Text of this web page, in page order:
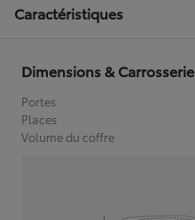
Caractéristiques
Dimensions & Carrosserie
Portes
Places
Volume du coffre